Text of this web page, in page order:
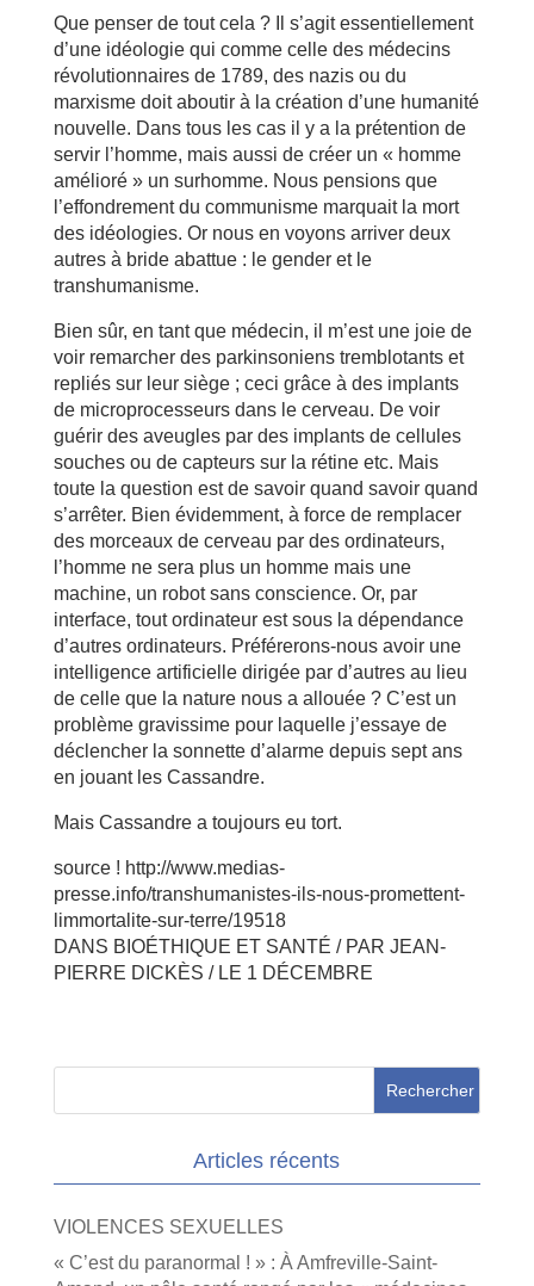
Que penser de tout cela ? Il s’agit essentiellement
d’une idéologie qui comme celle des médecins
révolutionnaires de 1789, des nazis ou du
marxisme doit aboutir à la création d’une humanité
nouvelle. Dans tous les cas il y a la prétention de
servir l’homme, mais aussi de créer un « homme
amélioré » un surhomme. Nous pensions que
l’effondrement du communisme marquait la mort
des idéologies. Or nous en voyons arriver deux
autres à bride abattue : le gender et le
transhumanisme.
Bien sûr, en tant que médecin, il m’est une joie de
voir remarcher des parkinsoniens tremblotants et
repliés sur leur siège ; ceci grâce à des implants
de microprocesseurs dans le cerveau. De voir
guérir des aveugles par des implants de cellules
souches ou de capteurs sur la rétine etc. Mais
toute la question est de savoir quand savoir quand
s’arrêter. Bien évidemment, à force de remplacer
des morceaux de cerveau par des ordinateurs,
l’homme ne sera plus un homme mais une
machine, un robot sans conscience. Or, par
interface, tout ordinateur est sous la dépendance
d’autres ordinateurs. Préférerons-nous avoir une
intelligence artificielle dirigée par d’autres au lieu
de celle que la nature nous a allouée ? C’est un
problème gravissime pour laquelle j’essaye de
déclencher la sonnette d’alarme depuis sept ans
en jouant les Cassandre.
Mais Cassandre a toujours eu tort.
source ! http://www.medias-
presse.info/transhumanistes-ils-nous-promettent-
limmortalite-sur-terre/19518
DANS BIOÉTHIQUE ET SANTÉ / PAR JEAN-
PIERRE DICKÈS / LE 1 DÉCEMBRE
Articles récents
VIOLENCES SEXUELLES
« C’est du paranormal ! » : À Amfreville-Saint-